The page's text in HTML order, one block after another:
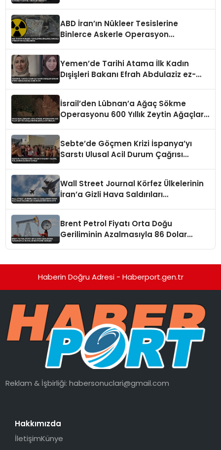
ABD İran’ın Nükleer Tesislerine
Binlerce Askerle Operasyon
Yemen’de Tarihi Atama İlk Kadın
Dışişleri Bakanı Efrah Abdulaziz ez-
İsrail’den Lübnan’a Ağaç Sökme
Operasyonu 600 Yıllık Zeytin Ağaçları
Sebte’de Göçmen Krizi İspanya’yı
Sarstı Ulusal Acil Durum Çağrısı
Wall Street Journal Körfez Ülkelerinin
İran’a Gizli Hava Saldırıları
Brent Petrol Fiyatı Orta Doğu
Geriliminin Azalmasıyla 86 Dolar
Haberin Doğru Adresi - Haberport.gen.tr
Reklam & İşbirliği:habersonuclari@gmail.com
Hakkımızda
İletişimKünye